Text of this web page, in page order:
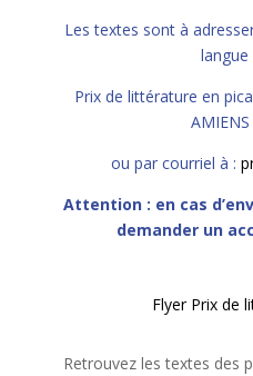
Les textes sont à
langue
Prix de littérature en
ou par courriel à :
Attention : en cas
demander un
Flyer Prix de
Retrouvez les textes des